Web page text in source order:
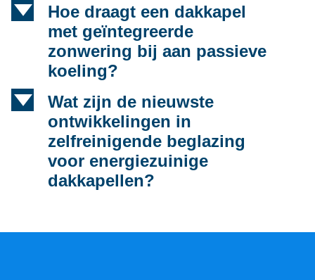
d
Hoe draagt een dakkapel
met geïntegreerde
zonwering bij aan passieve
koeling?
d
Wat zijn de nieuwste
ontwikkelingen in
zelfreinigende beglazing
voor energiezuinige
dakkapellen?